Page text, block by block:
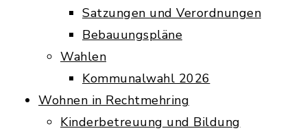
Satzungen und Verordnungen
Bebauungspläne
Wahlen
Kommunalwahl 2026
Wohnen in Rechtmehring
Kinderbetreuung und Bildung